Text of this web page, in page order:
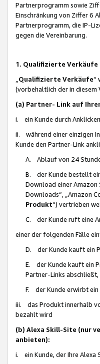
Partnerprogramm sowie
Einschränkung von Ziffer 6
Partnerprogramm, die IP-
gegen die Vereinbarung.
1. Qualifizierte
Qualifizierte Verkäufe“
(vorbehaltlich der in diesem
(a) Partner- Link auf
i. ein Kunde durch
ii. während einer einzigen
Kunde den Partner-Link
A. Ablauf von 24
B. der Kunde bestellt
Download einer Amazon
Downloads“, „Amazon
Produkt“) vertrieben
C. der Kunde ruft eine
einer der folgenden Fälle
D. der Kunde kauft ein
E. der Kunde kauft ein
Partner-Links
F. der Kunde erwirbt ein
iii. das Produkt innerhalb
bezahlt wird
(b) Alexa Skill-Site (nur
anbieten):
i. ein Kunde, der Ihre Alexa